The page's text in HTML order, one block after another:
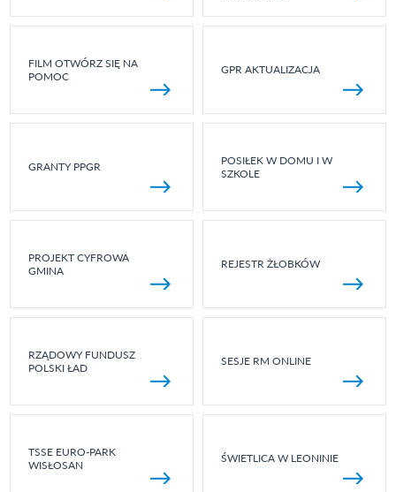
FILM OTWÓRZ SIĘ NA
POMOC
GPR AKTUALIZACJA
GRANTY PPGR
POSIŁEK W DOMU I W
SZKOLE
PROJEKT CYFROWA
GMINA
REJESTR ŻŁOBKÓW
RZĄDOWY FUNDUSZ
POLSKI ŁAD
SESJE RM ONLINE
TSSE EURO-PARK
WISŁOSAN
ŚWIETLICA W LEONINIE